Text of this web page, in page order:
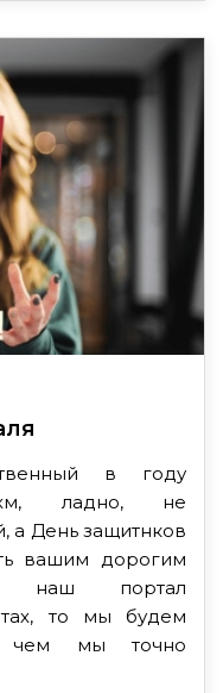
в году
ладно, не
а День защитнков
вашим дорогим
наш портал
то мы будем
чем мы точно